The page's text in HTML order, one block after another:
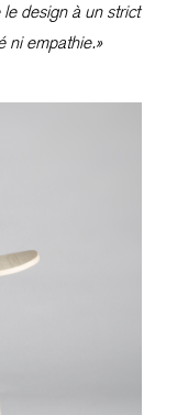
design à un strict
ni empathie.»